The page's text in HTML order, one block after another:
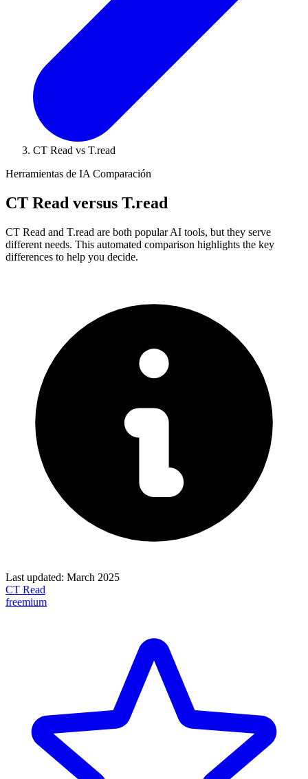
CT Read vs T.read
Herramientas de IA Comparación
CT Read versus T.read
CT Read and T.read are both popular AI tools, but they serve
different needs. This automated comparison highlights the key
differences to help you decide.
Last updated: March 2025
CT Read
freemium